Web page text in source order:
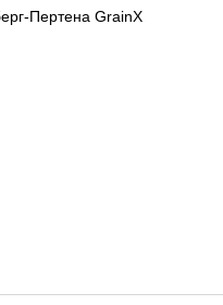
Пертена GrainX